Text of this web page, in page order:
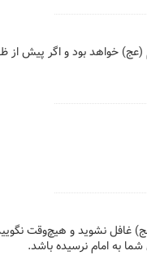
خواهد بود و اگر پیش از
غافل نشوید و هیچ‌وقت
به امام نرسیده باشد.